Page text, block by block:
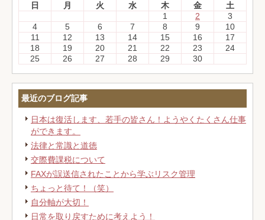
日
月 火 水 木 金
土
1
2
3
4
5 6 7 8 9
10
11
12 13 14 15 16
17
18
19 20 21 22 23
24
25
26 27 28 29 30
最近のブログ記事
日本は復活します、若手の皆さん！ようやくたくさん仕事
ができます。
法律と常識と道徳
交際費課税について
FAXが誤送信されたことから学ぶリスク管理
ちょっと待て！（笑）
自分軸が大切！
日常を取り戻すために考えよう！